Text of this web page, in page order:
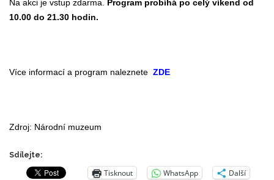
Na akci je vstup zdarma. Program probíhá po celý víkend od
10.00 do 21.30 hodin.
Více informací a program naleznete ZDE
Zdroj: Národní muzeum
Sdílejte:
Tisknout WhatsApp Další